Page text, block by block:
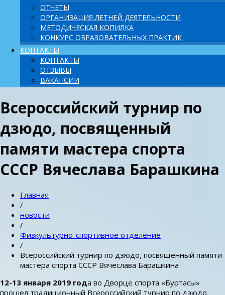
ОТЧЕТЫ
ОРГАНИЗАЦИЯ ЛЕТНЕЙ ДЕЯТЕЛЬНОСТИ
МЕТОДИЧЕСКАЯ КОПИЛКА
КОНКУРС ОБРАЗОВАТЕЛЬНЫХ ПРАКТИК
КОНТАКТЫ
КОНТАКТЫ
ОТЗЫВЫ
ВАКАНСИИ
Всероссийский турнир по
дзюдо, посвященный
памяти мастера спорта
СССР Вячеслава Барашкина
Главная
/
новости
/
Физкультурно-спортивное отделение
/
Всероссийский турнир по дзюдо, посвященный памяти
мастера спорта СССР Вячеслава Барашкина
12-13 января 2019 года во Дворце спорта «Буртасы»
прошел традиционный Всероссийский турнир по дзюдо